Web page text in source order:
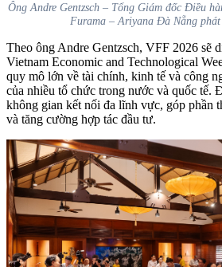
Ông Andre Gentzsch – Tổng Giám đốc Điều
Furama – Ariyana Đà Nẵng
Theo ông Andre Gentzsch, VFF 2026 sẽ
Vietnam Economic and Technological
quy mô lớn về tài chính, kinh tế và công
của nhiều tổ chức trong nước và quốc tế.
không gian kết nối đa lĩnh vực, góp phần
và tăng cường hợp tác đầu tư.